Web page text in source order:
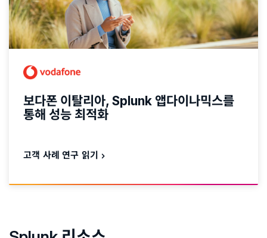
보다폰 이탈리아, Splunk 앱다이나믹스를
통해 성능 최적화
고객 사례 연구 읽기